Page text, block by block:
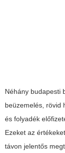
Néhány budapesti
beüzemelés, rövid
és folyadék
Ezeket az
távon jelentős